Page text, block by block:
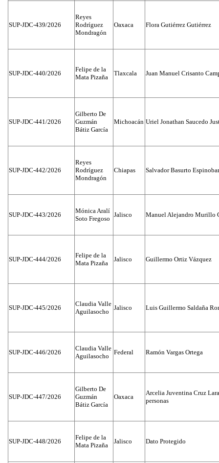
SUP-JDC-439/2026
Reyes
Rodríguez
Mondragón
Oaxaca Flora Gutiérrez Gutiérrez
SUP-JDC-440/2026
Felipe de la
Mata Pizaña
Tlaxcala Juan Manuel Crisanto
SUP-JDC-441/2026
Gilberto De
Guzmán
Bátiz García
Michoacán Uriel Jonathan Saucedo
SUP-JDC-442/2026
Reyes
Rodríguez
Mondragón
Chiapas Salvador Basurto
SUP-JDC-443/2026
Mónica Aralí
Soto Fregoso
Jalisco Manuel Alejandro Murillo
SUP-JDC-444/2026
Felipe de la
Mata Pizaña
Jalisco Guillermo Ortiz Vázquez
SUP-JDC-445/2026
Claudia Valle
Aguilasocho
Jalisco Luis Guillermo Saldaña
SUP-JDC-446/2026
Claudia Valle
Aguilasocho
Federal Ramón Vargas Ortega
SUP-JDC-447/2026
Gilberto De
Guzmán
Bátiz García
Oaxaca
Arcelia Juventina Cruz
personas
SUP-JDC-448/2026
Felipe de la
Mata Pizaña
Jalisco Dato Protegido